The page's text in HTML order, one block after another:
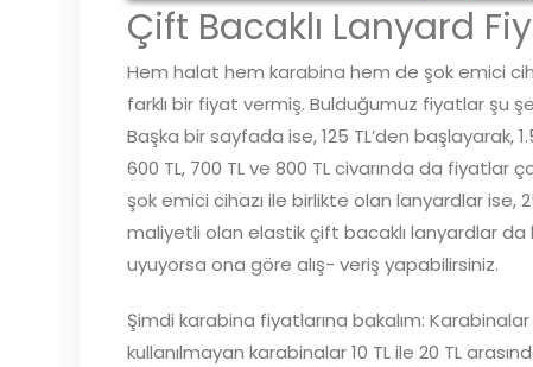
Çift Bacaklı Lanyard
Hem halat hem karabina hem de şok emici
farklı bir fiyat vermiş. Bulduğumuz fiyatlar şu
Başka bir sayfada ise, 125 TL’den başlayarak,
600 TL, 700 TL ve 800 TL civarında da fiyatlar
şok emici cihazı ile birlikte olan lanyardlar ise,
maliyetli olan elastik çift bacaklı lanyardlar da
uyuyorsa ona göre alış- veriş yapabilirsiniz.
Şimdi karabina fiyatlarına bakalım:
kullanılmayan karabinalar 10 TL ile 20 TL